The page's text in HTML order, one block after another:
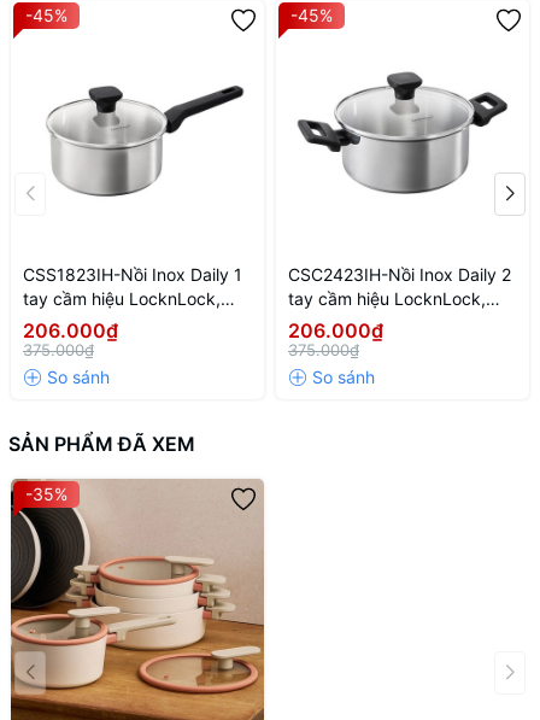
-45%
CSS1823IH-Nồi Inox Daily 1
tay cầm hiệu LocknLock,
kích thước 18cm-NTL-CN-6-
STS-Single-DAILY
206.000₫
375.000₫
-45%
CSC2423IH-Nồi Inox Daily 2
tay cầm hiệu LocknLock,
kích thước 24cm-NTL-CN-
6-STS-Single-DAILY
206.000₫
375.000₫
SẢN PHẨM ĐÃ XEM
-35%